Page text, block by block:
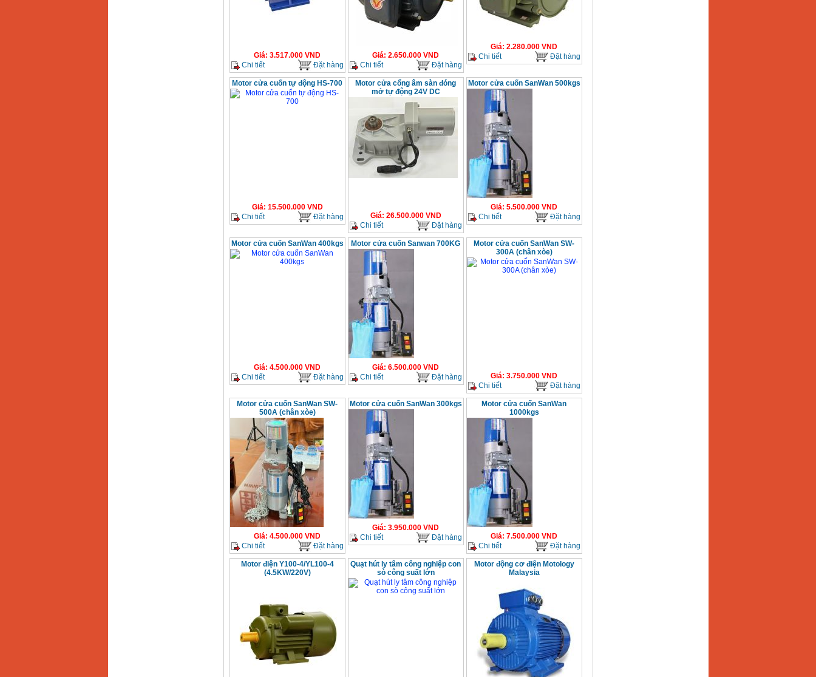
Giá: 3.517.000 VND
Chi tiết
Đặt hàng
Giá: 2.650.000 VND
Chi tiết
Đặt hàng
Giá: 2.280.000 VND
Chi tiết
Đặt hàng
Motor cửa cuốn tự động HS-700
Giá: 15.500.000VND
Chi tiết
Đặt hàng
Motor cửa cổng âm sàn đóng
mở tự động 24V DC
Giá: 26.500.000VND
Chi tiết
Đặt hàng
Motor cửa cuốn SanWan 500kgs
Giá: 5.500.000 VND
Chi tiết
Đặt hàng
Motor cửa cuốn SanWan 400kgs
Giá: 4.500.000 VND
Chi tiết
Đặt hàng
Motor cửa cuốn Sanwan 700KG
Giá: 6.500.000 VND
Chi tiết
Đặt hàng
Motor cửa cuốn SanWan SW-
300A (chân xòe)
Giá: 3.750.000 VND
Chi tiết
Đặt hàng
Motor cửa cuốn SanWan SW-
500A (chân xòe)
Giá: 4.500.000 VND
Chi tiết
Đặt hàng
Motor cửa cuốn SanWan 300kgs
Giá: 3.950.000 VND
Chi tiết
Đặt hàng
Motor cửa cuốn SanWan
1000kgs
Giá: 7.500.000 VND
Chi tiết
Đặt hàng
Motor điện Y100-4/YL100-4
(4.5KW/220V)
Quạt hút ly tâm công nghiệp con
sò công suất lớn
Motor động cơ điện Motology
Malaysia